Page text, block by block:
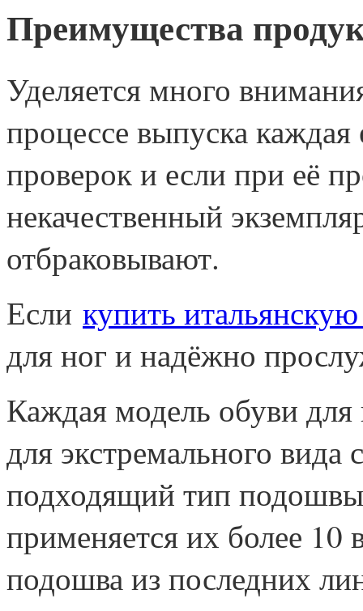
Преимущества
Уделяется много
процессе выпуска
проверок и если при её
некачественный
отбраковывают.
Если купить
для ног и надёжно
Каждая модель обуви
для экстремального вида
подходящий тип
применяется их более
подошва из последних